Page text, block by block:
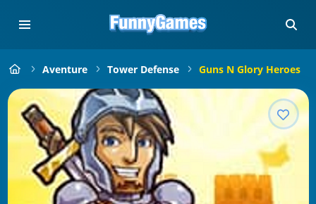
Aventure Tower Defense Guns N Glory Heroes